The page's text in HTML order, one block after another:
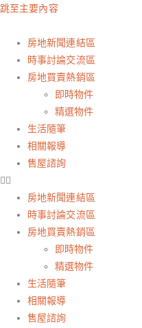
跳至主要內容
房地新聞連結區
時事討論交流區
房地買賣熱銷區
即時物件
精選物件
生活隨筆
相關報導
售屋諮詢
房地新聞連結區
時事討論交流區
房地買賣熱銷區
即時物件
精選物件
生活隨筆
相關報導
售屋諮詢